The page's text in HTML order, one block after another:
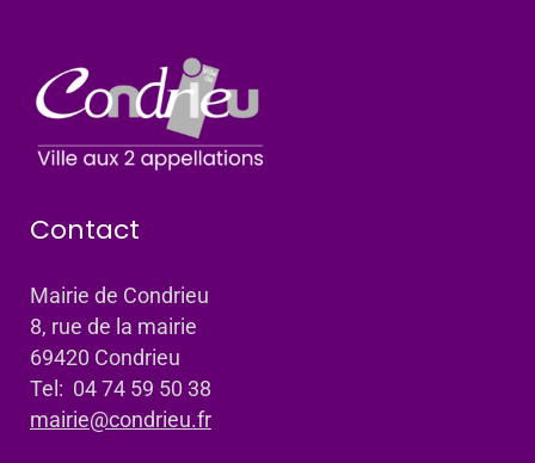
Contact
Mairie de Condrieu
8, rue de la mairie
69420 Condrieu
Tel: 04 74 59 50 38
mairie@condrieu.fr